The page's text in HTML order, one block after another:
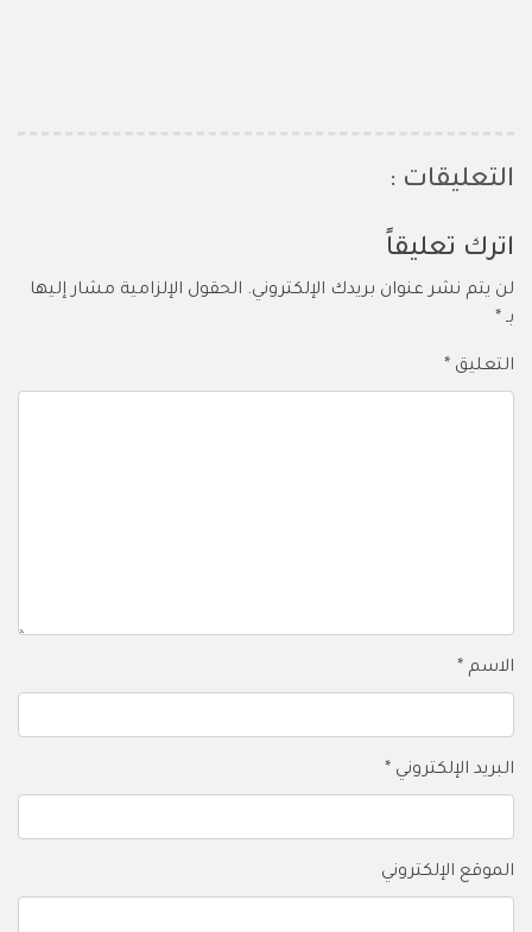
التعليقات :
اترك تعليقاً
لن يتم نشر عنوان بريدك الإلكتروني. الحقول الإلزامية مشار إليها
بـ *
التعليق *
الاسم *
البريد الإلكتروني *
الموقع الإلكتروني